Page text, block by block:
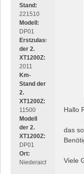
Stand:
221510
Modell:
DP01
Erstzulassung
der 2.
XT1200Z:
2011
Km-
Stand der
2.
XT1200Z:
11500
Modell
der 2.
XT1200Z:
DP01
Ort:
Niederaichbach
Hallo
das
Viele